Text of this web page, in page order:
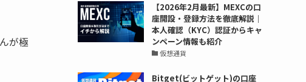
が極
【2026年2月最新】MEXCの口
座開設・登録方法を徹底解説｜
本人確認（KYC）認証からキャ
ンペーン情報も紹介
仮想通貨
Bitget(ビットゲット)の口座